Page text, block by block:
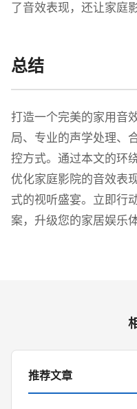
了音效表现，还让家庭
总结
打造一个完美的家用音
局、专业的声学处理、
控方式。通过本文的环
优化家庭影院的音效表
式的视听盛宴。立即行
案，升级您的家居娱乐体
推荐文章